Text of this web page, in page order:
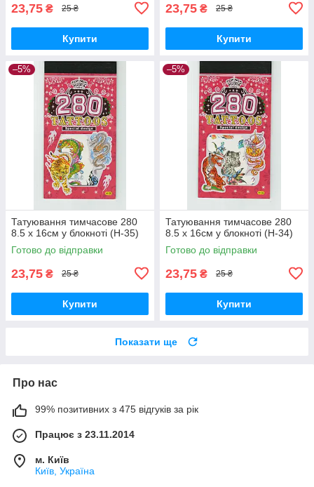
23,75 ₴ 25 ₴
Купити
23,75 ₴ 25 ₴
Купити
–5%
Татуювання тимчасове 280
8.5 х 16см у блокноті (H-35)
Готово до відправки
23,75 ₴ 25 ₴
Купити
–5%
Татуювання тимчасове 280
8.5 х 16см у блокноті (H-34)
Готово до відправки
23,75 ₴ 25 ₴
Купити
Показати ще
Про нас
99% позитивних з 475 відгуків за рік
Працює з 23.11.2014
м. Київ
Київ, Україна